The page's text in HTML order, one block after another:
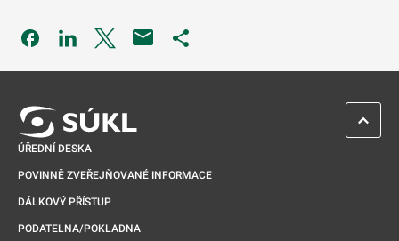
Odkaz se otevře na nové kartě
Odkaz se otevře na nové kartě
Odkaz se otevře na nové kartě
ÚŘEDNÍ DESKA
POVINNĚ ZVEŘEJŇOVANÉ INFORMACE
DÁLKOVÝ PŘÍSTUP
PODATELNA/POKLADNA
ZPĚT